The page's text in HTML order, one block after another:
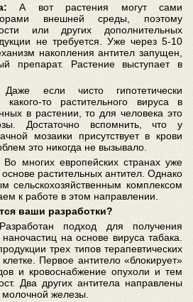
А вот растения могут сами
внешней среды, поэтому
или других дополнительных
не требуется. Уже через 5-10
накопления антител запущен,
препарат. Растение выступает в
если чисто гипотетически
какого-то растительного вируса в
в растении, то для человека это
Достаточно вспомнить, что у
мозаики присутствует в крови
это никогда не вызывало.
Во многих европейских странах уже
растительных антител. Однако
сельскохозяйственным комплексом
к работе в этом направлении.
ваши разработки?
подход для получения
на основе вируса табака.
трех типов терапевтических
Первое антитело «блокирует»
и кровоснабжение опухоли и тем
Два других антитела направлены
молочной железы.